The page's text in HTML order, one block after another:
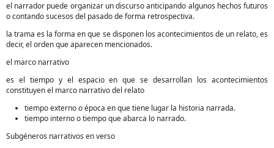
el narrador puede organizar un discurso anticipando algunos hechos futuros
o contando sucesos del pasado de forma retrospectiva.
la trama es la forma en que se disponen los acontecimientos de un relato, es
decir, el orden que aparecen mencionados.
el marco narrativo
es el tiempo y el espacio en que se desarrollan los acontecimientos
constituyen el marco narrativo del relato
tiempo externo o época en que tiene lugar la historia narrada.
tiempo interno o tiempo que abarca lo narrado.
Subgéneros narrativos en verso